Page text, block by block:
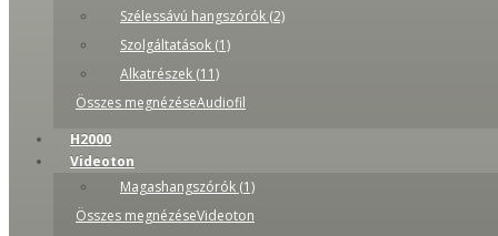
Szélessávú hangszórók (2)
Szolgáltatások (1)
Alkatrészek (11)
Összes megnézéseAudiofil
H2000
Videoton
Magashangszórók (1)
Összes megnézéseVideoton